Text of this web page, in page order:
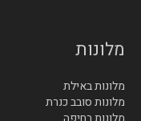
מלונות
מלונות באילת
מלונות סובב כנרת